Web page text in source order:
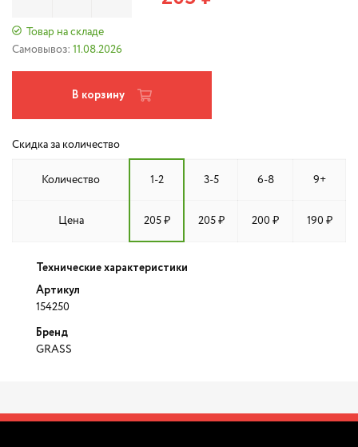
Товар на складе
Самовывоз: 11.08.2026
В корзину
Скидка за количество
Количество 1-2 3-5 6-8 9+
Цена 205 ₽ 205 ₽ 200 ₽ 190 ₽
Технические характеристики
Артикул
154250
Бренд
GRASS